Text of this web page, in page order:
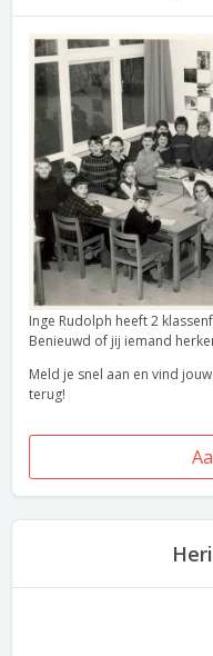
Inge Rudolph heeft 2
Benieuwd of jij iemand
Meld je snel aan en vind
terug!